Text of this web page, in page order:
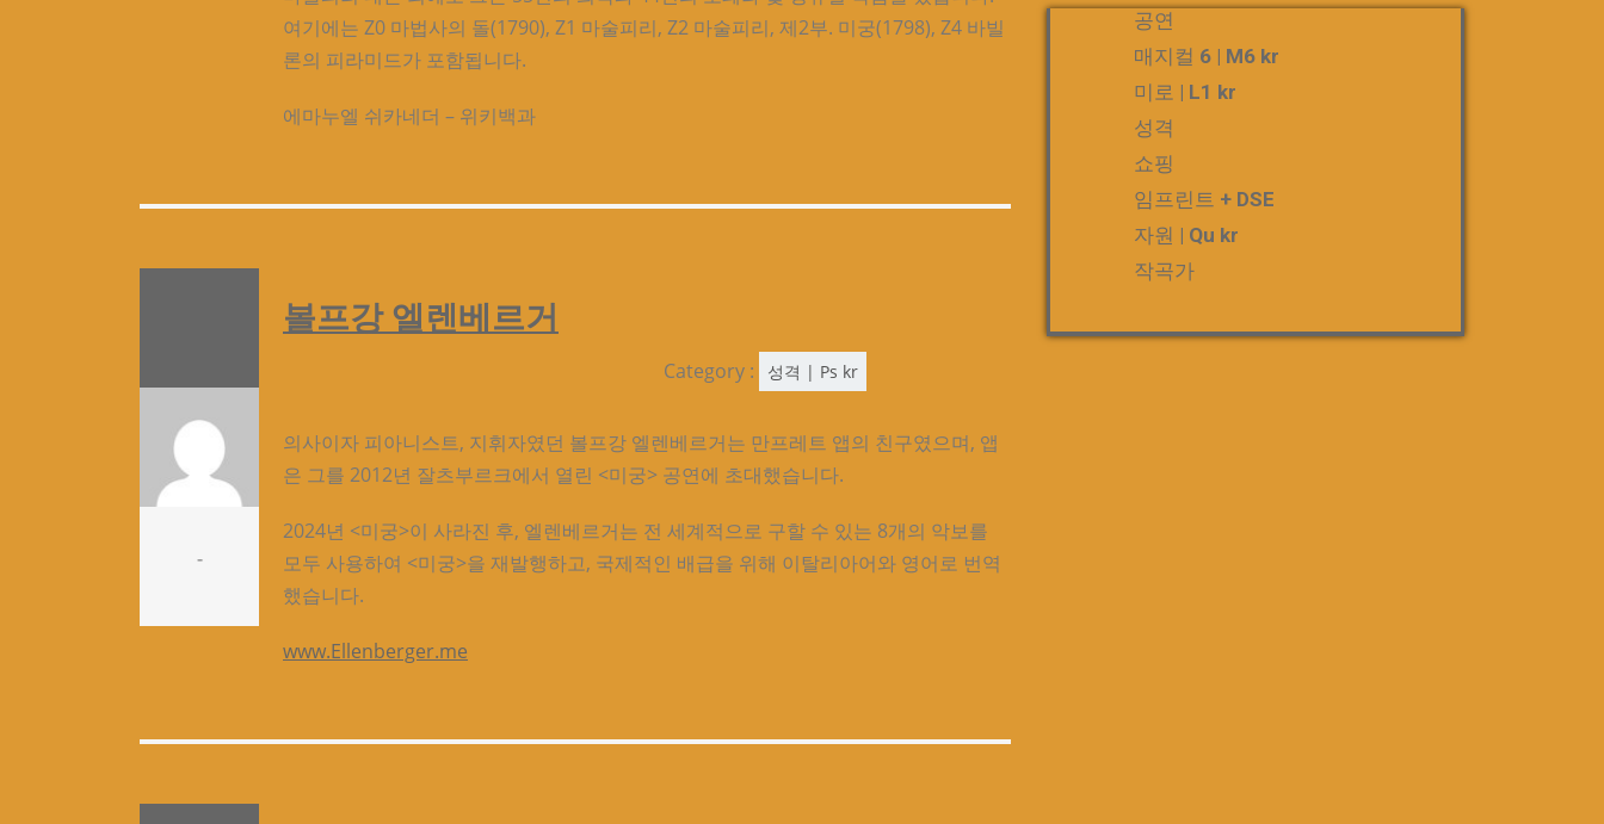
여기에는 Z0 마법사의 돌(1790), Z1 마술피리, Z2 마술피리, 제2부. 미궁(1798), Z4 바빌
론의 피라미드가 포함됩니다.
에마누엘 쉬카네더 – 위키백과
-
볼프강 엘렌베르거
Category : 성격 | Ps kr
의사이자 피아니스트, 지휘자였던 볼프강 엘렌베르거는 만프레트 앱의 친구였으며, 앱
은 그를 2012년 잘츠부르크에서 열린 <미궁> 공연에 초대했습니다.
2024년 <미궁>이 사라진 후, 엘렌베르거는 전 세계적으로 구할 수 있는 8개의 악보를
모두 사용하여 <미궁>을 재발행하고, 국제적인 배급을 위해 이탈리아어와 영어로 번역
했습니다.
www.Ellenberger.me
공연
매지컬 6 | M6 kr
미로 | L1 kr
성격
쇼핑
임프린트 + DSE
자원 | Qu kr
작곡가